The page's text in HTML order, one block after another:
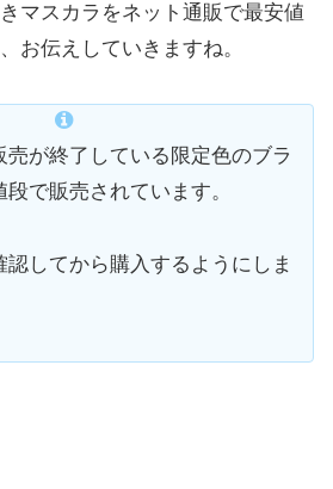
マスカラをネット通販で最安値
お伝えしていきますね。
が終了している限定色のブラ
で販売されています。
してから購入するようにしま